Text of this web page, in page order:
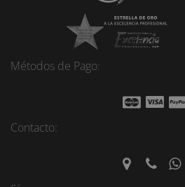
Métodos de Pago:
Contacto: